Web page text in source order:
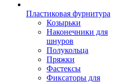
Пластиковая фурнитура
Козырьки
Наконечники для
шнуров
Полукольца
Пряжки
Фастексы
Фиксаторы для